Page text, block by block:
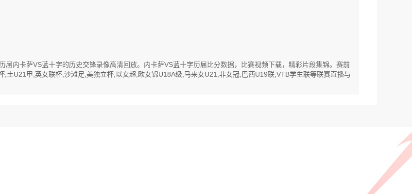
内卡萨VS蓝十字的历史交锋录像高清回放。内卡萨VS蓝十字历届比分数据，比赛视频下载，精彩片段集锦。赛前
土U21甲,英女联杯,沙滩足,美独立杯,以女超,欧女锦U18A级,马来女U21,非女冠,巴西U19联,VTB学生联等联赛直播与